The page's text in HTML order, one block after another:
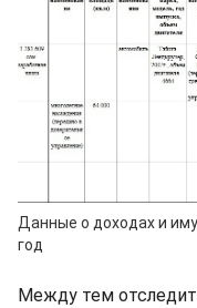
Данные о доходах и
год
Между тем